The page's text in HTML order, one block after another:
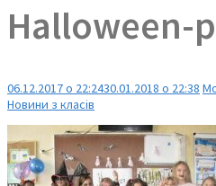
Halloween-
06.12.2017 о 22:2430.01.2018 о 22:38
Новини з класів